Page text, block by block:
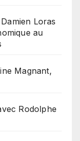
Loras
au
Magnant,
Rodolphe